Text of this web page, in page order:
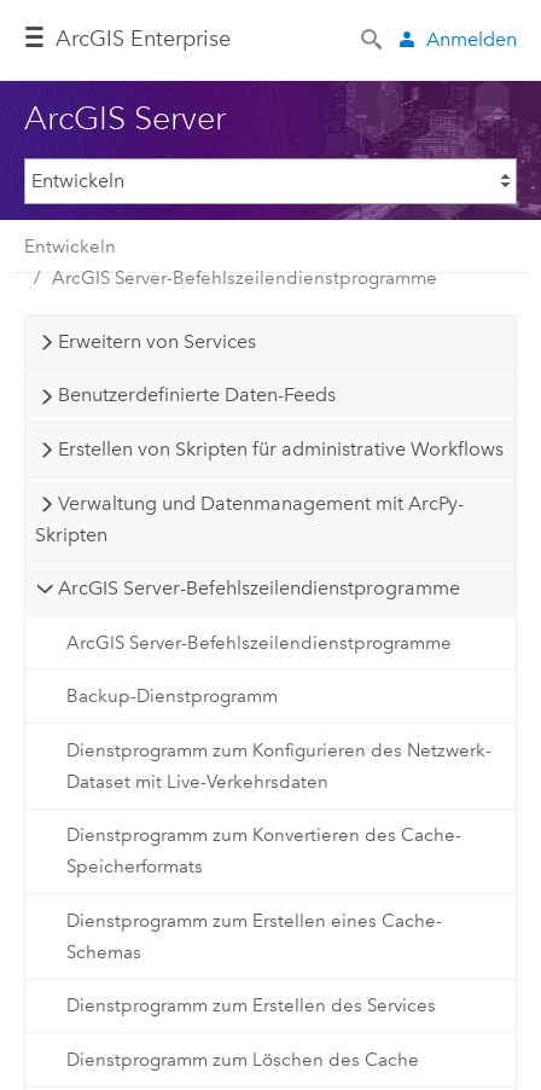
ArcGIS Enterprise Anmelden
ArcGIS Server
Entwickeln
ArcGIS Server-Befehlszeilendienstprogramme
Erweitern von Services
Benutzerdefinierte Daten-Feeds
Erstellen von Skripten für administrative Workflows
Verwaltung und Datenmanagement mit ArcPy-
Skripten
ArcGIS Server-Befehlszeilendienstprogramme
ArcGIS Server-Befehlszeilendienstprogramme
Backup-Dienstprogramm
Dienstprogramm zum Konfigurieren des Netzwerk-
Dataset mit Live-Verkehrsdaten
Dienstprogramm zum Konvertieren des Cache-
Speicherformats
Dienstprogramm zum Erstellen eines Cache-
Schemas
Dienstprogramm zum Erstellen des Services
Dienstprogramm zum Löschen des Cache